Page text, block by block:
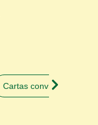
Cartas convite